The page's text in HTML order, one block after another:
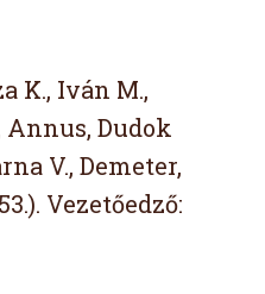
K., Iván M.,
Annus, Dudok
V., Demeter,
Vezetőedző: